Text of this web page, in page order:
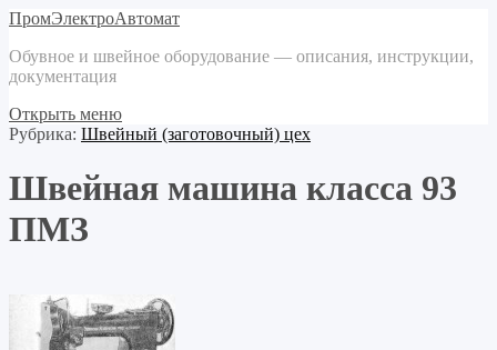
ПромЭлектроАвтомат
Обувное и швейное оборудование — описания, инструкции,
документация
Открыть меню
Рубрика: Швейный (заготовочный) цех
Швейная машина класса 93
ПМЗ